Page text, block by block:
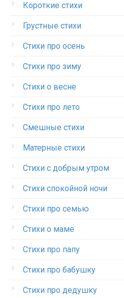
Короткие стихи
Грустные стихи
Стихи про осень
Стихи про зиму
Стихи о весне
Стихи про лето
Смешные стихи
Матерные стихи
Стихи с добрым утром
Стихи спокойной ночи
Стихи про семью
Стихи о маме
Стихи про папу
Стихи про бабушку
Стихи про дедушку